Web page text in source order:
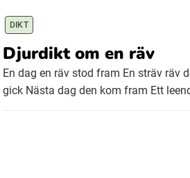
DIKT
Djurdikt om en räv
En dag en räv stod fram En sträv räv
gick Nästa dag den kom fram Ett